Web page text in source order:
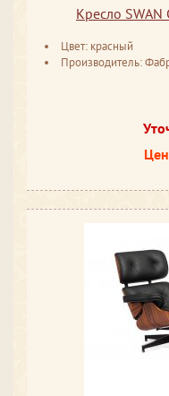
Кресло
Цвет: красный
Производитель: